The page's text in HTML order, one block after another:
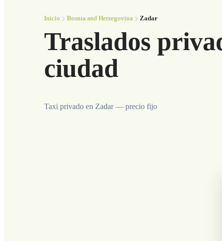
Inicio Bosnia and Herzegovina Zadar
Traslados
ciudad
Taxi privado en Zadar — precio fijo